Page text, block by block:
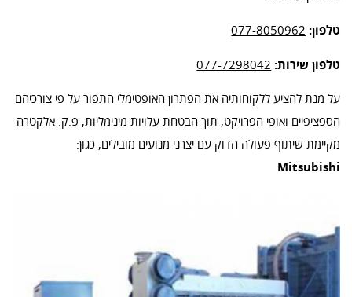
טלפון: 077-8050962
טלפון שירות: 077-7298042
על מנת להציע ללקוחותיה את הפתרון האופטימלי התפור על פי צורכיהם
הספציפיים ואופי הפרויקט, תוך הבטחת עלויות מינימליות, פ.ק. אלקטרה
מקיימת שיתוף פעולה הדוק עם יצרני מנועים מובילים, כגון:
Mitsubishi